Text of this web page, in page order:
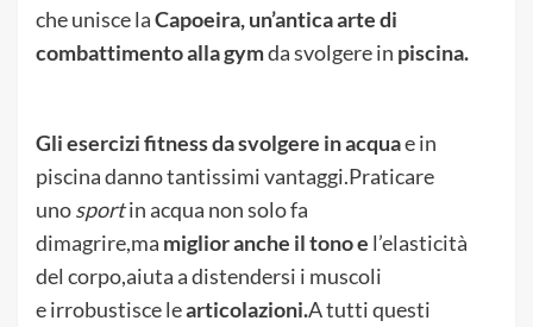
che unisce laCapoeira, un’antica arte di
combattimento alla gymda svolgere in piscina.
Gli esercizi fitness da svolgere in acquae in
piscina danno tantissimi vantaggi.Praticare
unosportin acqua non solo fa
dimagrire,ma miglior anche il tono e l’elasticità
del corpo,aiuta a distendersi i muscoli
e irrobustisce learticolazioni.A tutti questi